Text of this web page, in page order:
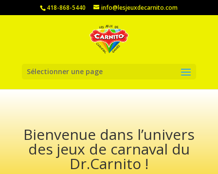
418-868-5440 info@lesjeuxdecarnito.com
Sélectionner une page
Bienvenue dans l’univers
des jeux de carnaval du
Dr.Carnito !